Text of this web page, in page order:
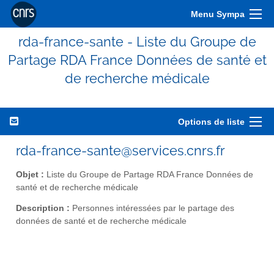
Menu Sympa
rda-france-sante - Liste du Groupe de
Partage RDA France Données de santé et
de recherche médicale
Options de liste
rda-france-sante@services.cnrs.fr
Objet : Liste du Groupe de Partage RDA France Données de
santé et de recherche médicale
Description : Personnes intéressées par le partage des
données de santé et de recherche médicale